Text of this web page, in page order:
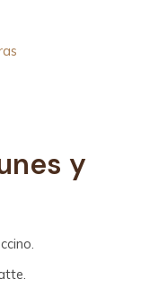
y